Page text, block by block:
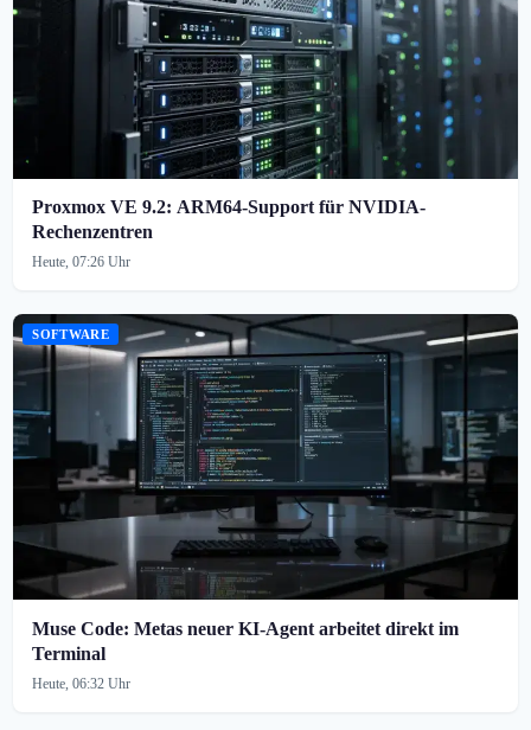
Proxmox VE 9.2: ARM64-Support für NVIDIA-
Rechenzentren
Heute, 07:26 Uhr
SOFTWARE
Muse Code: Metas neuer KI-Agent arbeitet direkt im
Terminal
Heute, 06:32 Uhr